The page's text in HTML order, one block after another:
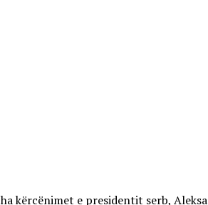
kërcënimet e presidentit serb,